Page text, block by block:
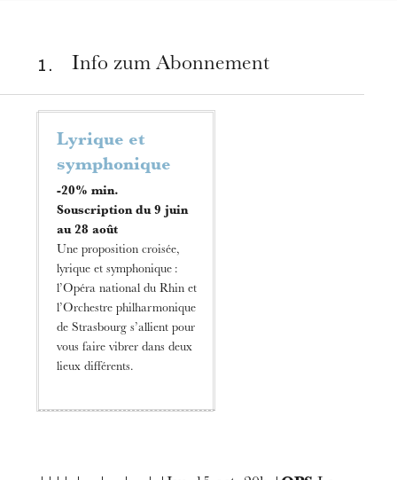
1 . Info zum Abonnement
Lyrique et
symphonique
-20% min.
Souscription du 9 juin
au 28 août
Une proposition croisée,
lyrique et symphonique :
l’Opéra national du Rhin et
l’Orchestre philharmonique
de Strasbourg s’allient pour
vous faire vibrer dans deux
lieux différents.